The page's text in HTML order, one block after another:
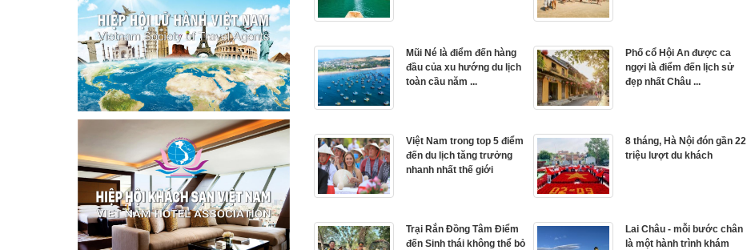
Mũi Né là điểm đến hàng
đầu của xu hướng du lịch
toàn cầu năm ...
Phố cổ Hội An được ca
ngợi là điểm đến lịch sử
đẹp nhất Châu ...
Việt Nam trong top 5 điểm
đến du lịch tăng trưởng
nhanh nhất thế giới
8 tháng, Hà Nội đón gần 22
triệu lượt du khách
Trại Rắn Đồng Tâm Điểm
đến Sinh thái không thể bỏ
Lai Châu - mỗi bước chân
là một hành trình khám